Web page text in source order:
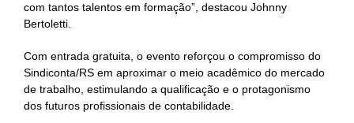
com tantos talentos em formação”, destacou Johnny
Bertoletti.
Com entrada gratuita, o evento reforçou o compromisso do
Sindiconta/RS em aproximar o meio acadêmico do mercado
de trabalho, estimulando a qualificação e o protagonismo
dos futuros profissionais de contabilidade.